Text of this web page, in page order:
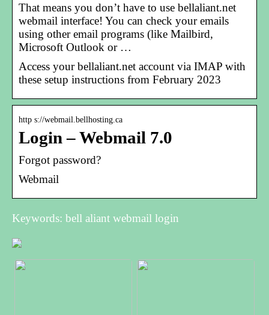
That means you don’t have to use bellaliant.net
webmail interface! You can check your emails
using other email programs (like Mailbird,
Microsoft Outlook or …
Access your bellaliant.net account via IMAP with
these setup instructions from February 2023
http s://webmail.bellhosting.ca
Login – Webmail 7.0
Forgot password?
Webmail
Keywords: bell aliant webmail login